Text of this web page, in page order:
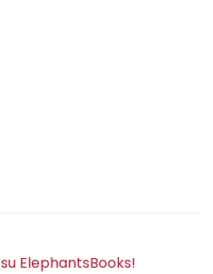
su ElephantsBooks!